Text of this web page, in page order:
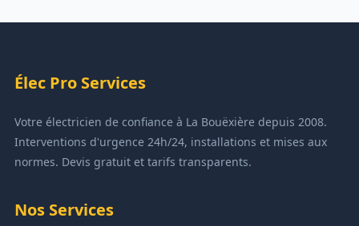
Élec Pro Services
Votre électricien de confiance à La Bouëxière depuis 2008.
Interventions d'urgence 24h/24, installations et mises aux
normes. Devis gratuit et tarifs transparents.
Nos Services